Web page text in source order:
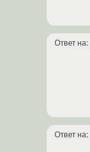
Ответ на:
Ответ на: